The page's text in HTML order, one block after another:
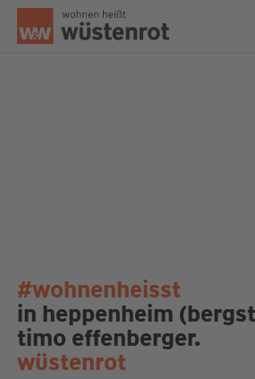
#wohnenheisst
in heppenheim
timo effenberger.
wüstenrot